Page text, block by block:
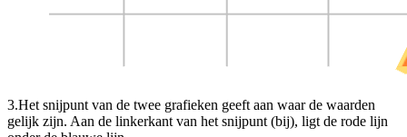
3.Het snijpunt van de twee grafieken geeft aan waar de waarden
gelijk zijn. Aan de linkerkant van het snijpunt (bij), ligt de rode lijn